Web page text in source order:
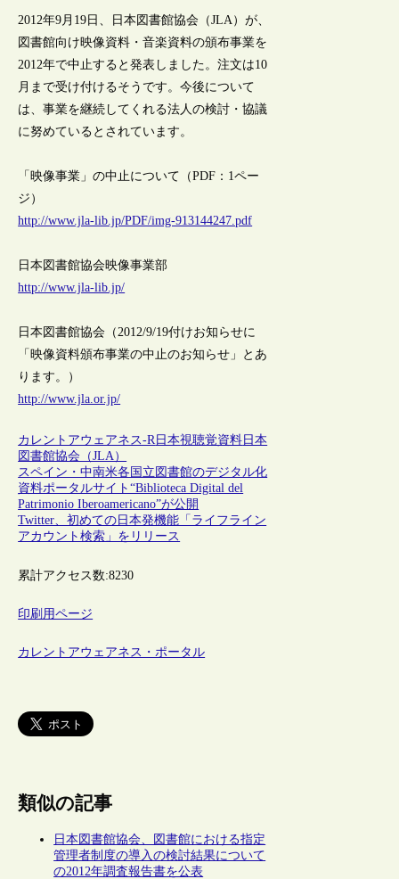
2012年9月19日、日本図書館協会（JLA）が、
図書館向け映像資料・音楽資料の頒布事業を
2012年で中止すると発表しました。注文は10
月まで受け付けるそうです。今後について
は、事業を継続してくれる法人の検討・協議
に努めているとされています。
「映像事業」の中止について（PDF：1ペー
ジ）
http://www.jla-lib.jp/PDF/img-913144247.pdf
日本図書館協会映像事業部
http://www.jla-lib.jp/
日本図書館協会（2012/9/19付けお知らせに
「映像資料頒布事業の中止のお知らせ」とあ
ります。）
http://www.jla.or.jp/
カレントアウェアネス-R日本視聴覚資料 日本
図書館協会（JLA）
スペイン・中南米各国立図書館のデジタル化
資料ポータルサイト“Biblioteca Digital del
Patrimonio Iberoamericano”が公開
Twitter、初めての日本発機能「ライフライン
アカウント検索」をリリース
累計アクセス数:8230
印刷用ページ
カレントアウェアネス・ポータル
類似の記事
日本図書館協会、図書館における指定
管理者制度の導入の検討結果について
の2012年調査報告書を公表